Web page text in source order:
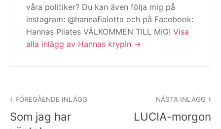
våra politiker? Du kan även följa mig på
instagram: @hannafialotta och på Facebook:
Hannas Pilates VÄLKOMMEN TILL MIG! Visa
alla inlägg av Hannas krypin
FÖREGÅENDE INLÄGG
Som jag har
NÄSTA INLÄGG
LUCIA-morgon